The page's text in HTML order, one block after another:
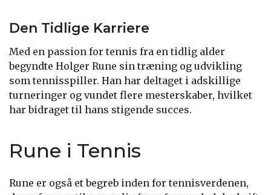
Den Tidlige Karriere
Med en passion for tennis fra en tidlig alder
begyndte Holger Rune sin træning og udvikling
som tennisspiller. Han har deltaget i adskillige
turneringer og vundet flere mesterskaber, hvilket
har bidraget til hans stigende succes.
Rune i Tennis
Rune er også et begreb inden for tennisverdenen,